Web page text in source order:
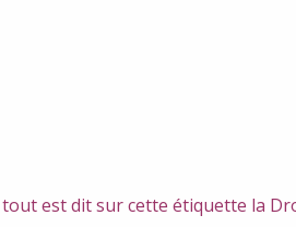
est dit sur cette étiquette la